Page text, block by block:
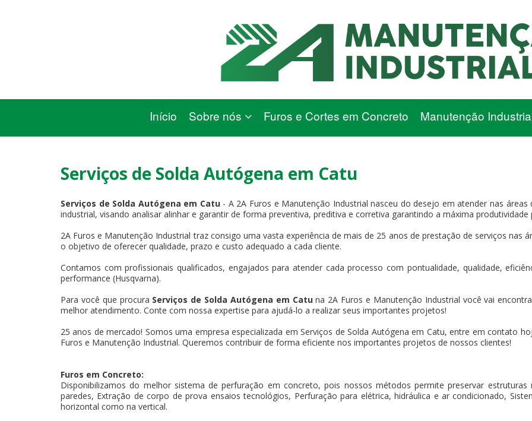
Início Sobre nós Furos e Cortes em Concreto Manutenção
Serviços de Solda Autógena em Catu
Serviços de Solda Autógena em Catu- A 2A Furos e Manutenção Industrial nasceu do desejo em atender nas
industrial, visando analisar alinhar e garantir de forma preventiva, preditiva e corretiva garantindo a máxima produtividade
2A Furos e Manutenção Industrial traz consigo uma vasta experiência de mais de 25 anos de prestação de serviços nas
o objetivo de oferecer qualidade, prazo e custo adequado a cada cliente.
Contamos com profissionais qualificados, engajados para atender cada processo com pontualidade, qualidade,
performance (Husqvarna).
Para você que procura Serviços de Solda Autógena em Catuna 2A Furos e Manutenção Industrial você vai
melhor atendimento. Conte com nossa expertise para ajudá-lo a realizar seus importantes projetos!
25 anos de mercado! Somos uma empresa especializada em Serviços de Solda Autógena em Catu, entre em contato
Furos e Manutenção Industrial. Queremos contribuir de forma eficiente nos importantes projetos de nossos clientes!
Furos em Concreto:
Disponibilizamos do melhor sistema de perfuração em concreto, pois nossos métodos permite preservar
paredes, Extração de corpo de prova ensaios tecnológios, Perfuração para elétrica, hidráulica e ar condicionado,
horizontal como na vertical.